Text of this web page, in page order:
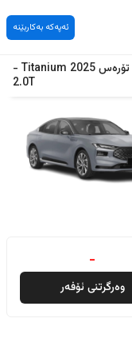
ئەپەکە بەکاربێنە
تۆرەس2025
Titanium
-
2.0T
-
وەرگرتنی ئۆفەر